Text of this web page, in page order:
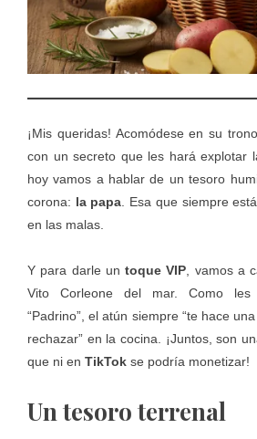
¡Mis queridas! Acomódese en su
con un secreto que les hará explotar
hoy vamos a hablar de un tesoro
corona: la papa . Esa que siempre
en las malas.
Y para darle un toque VIP , vamos a
Vito Corleone del mar. Como
“Padrino”, el atún siempre “te hace
rechazar” en la cocina. ¡Juntos, son
que ni en TikTok se podría monetizar!
Un tesoro terrenal